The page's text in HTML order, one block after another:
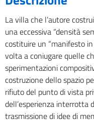
La villa che l’autore
una eccessiva “densità
costituire un “manifesto
volta a coniugare quelle
sperimentazioni
costruzione dello spazio
rifiuto del punto di vista
dell’esperienza interrotta
trasmissione di idee di